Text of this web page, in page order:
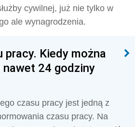
cywilnej, już nie tylko w
ale wynagrodzenia.
pracy. Kiedy można
nawet 24 godziny
czasu pracy jest jedną z
czasu pracy. Na